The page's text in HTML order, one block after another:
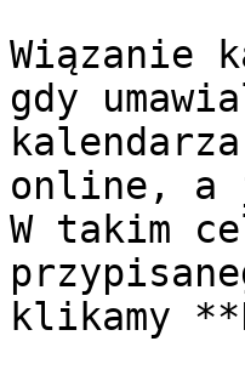
Wiązanie
gdy
online, a
W takim
klikamy